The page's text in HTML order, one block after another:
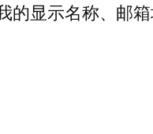
的显示名称、邮